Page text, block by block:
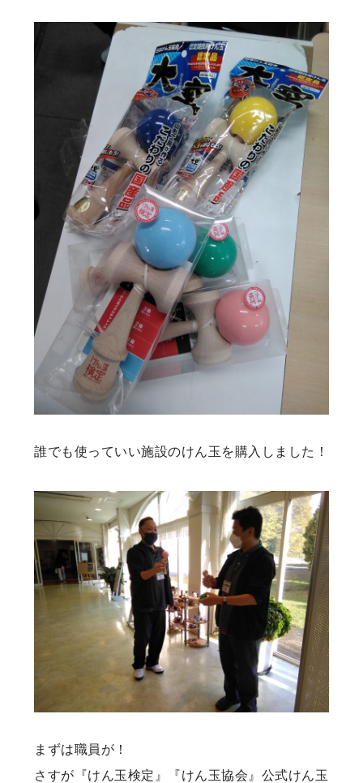
誰でも使っていい施設のけん玉を購入しました！
まずは職員が！
さすが『けん玉検定』『けん玉協会』公式けん玉